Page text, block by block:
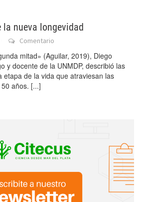
la nueva longevidad
Comentario
mitad» (Aguilar, 2019), Diego
y docente de la UNMDP, describió las
etapa de la vida que atraviesan las
años. [...]